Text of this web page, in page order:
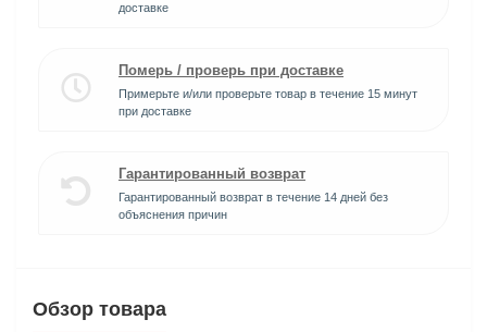
доставке
Померь / проверь при доставке
Примерьте и/или проверьте товар в течение 15 минут
при доставке
Гарантированный возврат
Гарантированный возврат в течение 14 дней без
объяснения причин
Обзор товара